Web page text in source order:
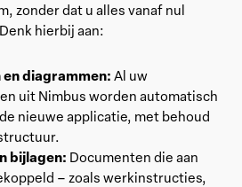
zonder dat u alles vanaf nul
hierbij aan:
diagrammen: Al uw
uit Nimbus worden automatisch
nieuwe applicatie, met behoud
bijlagen: Documenten die aan
– zoals werkinstructies,